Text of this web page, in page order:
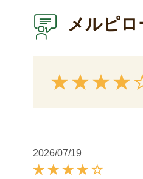
メルピ
2026/07/19